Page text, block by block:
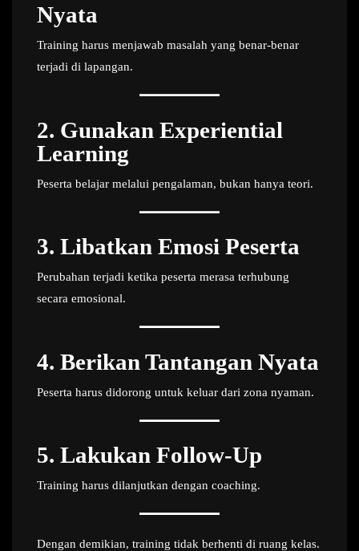
Nyata
Training harus menjawab masalah yang benar-benar
terjadi di lapangan.
2. Gunakan Experiential
Learning
Peserta belajar melalui pengalaman, bukan hanya teori.
3. Libatkan Emosi Peserta
Perubahan terjadi ketika peserta merasa terhubung
secara emosional.
4. Berikan Tantangan Nyata
Peserta harus didorong untuk keluar dari zona nyaman.
5. Lakukan Follow-Up
Training harus dilanjutkan dengan coaching.
Dengan demikian, training tidak berhenti di ruang kelas.